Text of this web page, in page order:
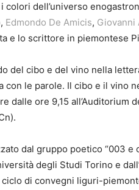
colori dell’universo
, Edmondo De Amicis, Giovanni
e lo scrittore in piemontese
del cibo e del vino nella
con le parole. Il cibo e il vino
dalle ore 9,15 all’Auditorium
dal gruppo poetico “003
degli Studi Torino e
di convegni liguri-